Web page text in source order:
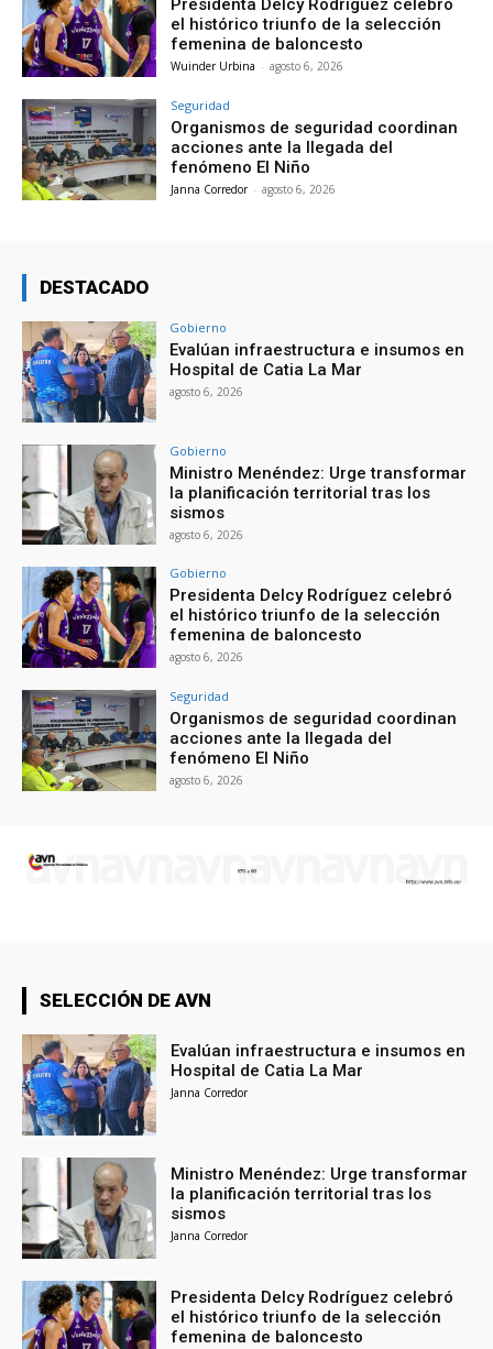
Presidenta Delcy Rodríguez celebró
el histórico triunfo de la selección
femenina de baloncesto
Wuinder Urbina - agosto 6, 2026
Seguridad
Organismos de seguridad coordinan
acciones ante la llegada del
fenómeno El Niño
Janna Corredor - agosto 6, 2026
DESTACADO
Gobierno
Evalúan infraestructura e insumos en
Hospital de Catia La Mar
agosto 6, 2026
Gobierno
Ministro Menéndez: Urge transformar
la planificación territorial tras los
sismos
agosto 6, 2026
Gobierno
Presidenta Delcy Rodríguez celebró
el histórico triunfo de la selección
femenina de baloncesto
agosto 6, 2026
Seguridad
Organismos de seguridad coordinan
acciones ante la llegada del
fenómeno El Niño
agosto 6, 2026
SELECCIÓN DE AVN
Evalúan infraestructura e insumos en
Hospital de Catia La Mar
Janna Corredor
Ministro Menéndez: Urge transformar
la planificación territorial tras los
sismos
Janna Corredor
Presidenta Delcy Rodríguez celebró
el histórico triunfo de la selección
femenina de baloncesto